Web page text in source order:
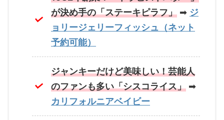
が決め手の「ステーキピラフ」 ➡ ジ
ョリージェリーフィッシュ（ネット
予約可能）
ジャンキーだけど美味しい！芸能人
のファンも多い「シスコライス」 ➡
カリフォルニアベイビー